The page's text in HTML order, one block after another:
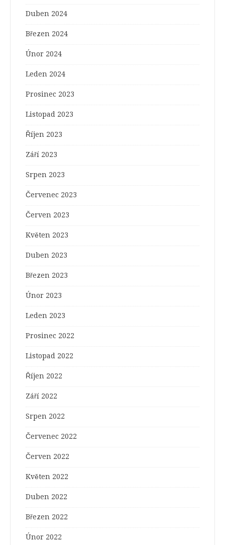
Duben 2024
Březen 2024
Únor 2024
Leden 2024
Prosinec 2023
Listopad 2023
Říjen 2023
Září 2023
Srpen 2023
Červenec 2023
Červen 2023
Květen 2023
Duben 2023
Březen 2023
Únor 2023
Leden 2023
Prosinec 2022
Listopad 2022
Říjen 2022
Září 2022
Srpen 2022
Červenec 2022
Červen 2022
Květen 2022
Duben 2022
Březen 2022
Únor 2022